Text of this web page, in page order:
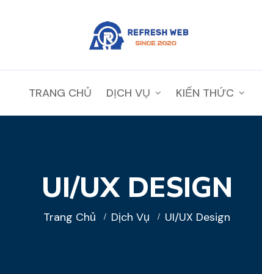
TRANG CHỦ DỊCH VỤ KIẾN THỨC
UI/UX DESIGN
Trang Chủ Dịch Vụ UI/UX Design